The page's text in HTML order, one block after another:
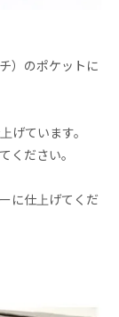
）のポケットに
げています。
ください。
に仕上げてくだ